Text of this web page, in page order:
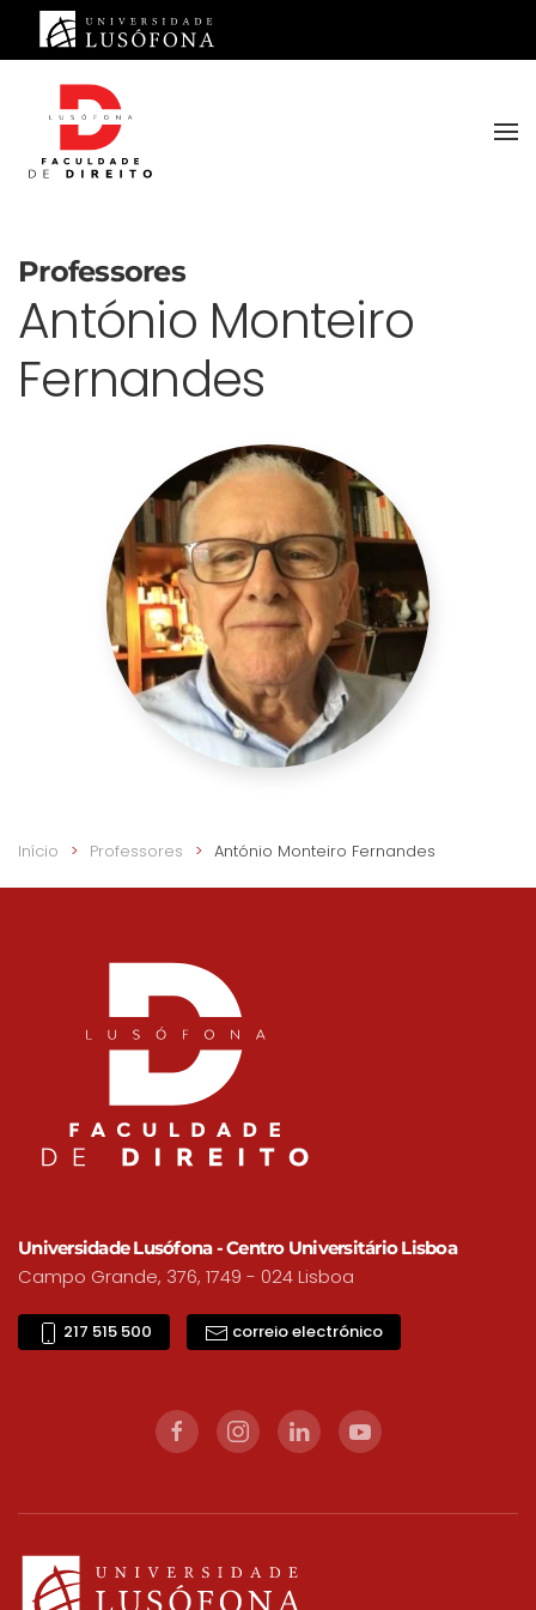
Saltar para o conteúdo principal
Professores
António Monteiro
Fernandes
Início Professores António Monteiro Fernandes
Universidade Lusófona - Centro Universitário Lisboa
Campo Grande, 376, 1749 - 024 Lisboa
217 515 500 correio electrónico